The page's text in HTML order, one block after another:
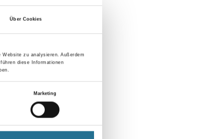
Über Cookies
zu analysieren. Außerdem
diese Informationen
Marketing